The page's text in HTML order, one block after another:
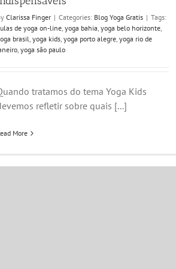
Clarissa Finger | Categories: Blog Yoga Gratis | Tags:
de yoga on-line, yoga bahia, yoga belo horizonte,
brasil, yoga kids, yoga porto alegre, yoga rio de
, yoga são paulo
tratamos do tema Yoga Kids
refletir sobre quais [...]
More